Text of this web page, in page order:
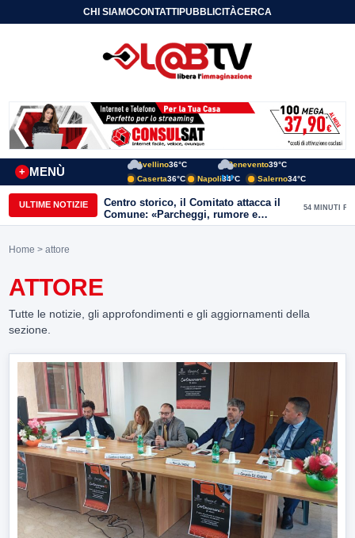
CHI SIAMOCONTATTIPUBBLICITÀCERCA
MENÙ
+
Avellino36°C Benevento39°C
Caserta36°C Napoli34°C Salerno34°C
ULTIME NOTIZIE
Centro storico, il Comitato attacca il
Comune: «Parcheggi, rumore e
degrado, servono risposte immediate»
54 MINUTI FA
Home > attore
ATTORE
Tutte le notizie, gli approfondimenti e gli aggiornamenti della
sezione.